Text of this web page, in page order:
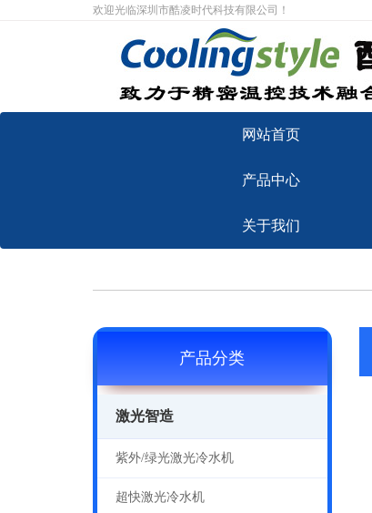
欢迎光临深圳市酷凌时代科技有限公司！
网站首页
产品中心
关于我们
产品分类
激光智造
紫外/绿光激光冷水机
超快激光冷水机